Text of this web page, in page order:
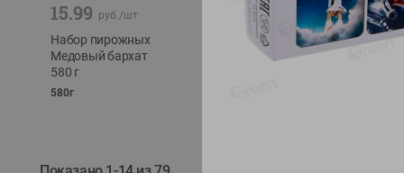
15.99 руб./шт
Набор пирожных
Медовый бархат
580 г
580г
руб./шт
Корм влаж. для
кош. с чувств.
ТОФУ